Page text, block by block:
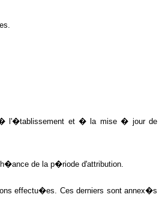
l'�tablissement et � la mise � jour de
de la p�riode d'attribution.
effectu�es. Ces derniers sont annex�s